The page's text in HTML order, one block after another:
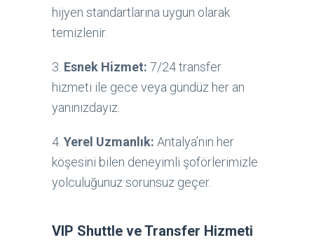
hijyen standartlarına uygun olarak
temizlenir.
3. Esnek Hizmet: 7/24 transfer
hizmeti ile gece veya gündüz her an
yanınızdayız.
4. Yerel Uzmanlık: Antalya’nın her
köşesini bilen deneyimli şoförlerimizle
yolculuğunuz sorunsuz geçer.
VIP Shuttle ve Transfer Hizmeti